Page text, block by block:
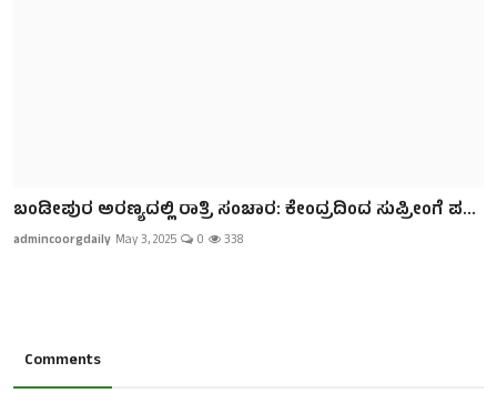
ಬಂಡೀಪುರ ಅರಣ್ಯದಲ್ಲಿ ರಾತ್ರಿ ಸಂಚಾರ: ಕೇಂದ್ರದಿಂದ ಸುಪ್ರೀಂಗೆ ಪ...
admincoorgdaily May 3, 2025 0 338
Comments